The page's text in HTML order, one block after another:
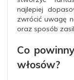
najlepiej
zwrócić uwagę
oraz sposób
Co
włosów?